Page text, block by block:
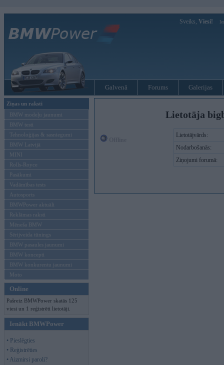
Sveiks, Viesi!
Galvenā Forums Galerijas
Ziņas un raksti
BMW modeļu jaunumi
BMW testi
Tehnoloģijas & sasniegumi
BMW Latvijā
MINI
Rolls-Royce
Pasākumi
Vadāmības tests
Autosports
BMWPower aktuāli
Reklāmas raksti
Mēneša BMW
Sērijveida tūnings
BMW pasaules jaunumi
BMW koncepti
BMW konkurentu jaunumi
Moto
Online
Pašreiz BMWPower skatās 125
viesi un 1 reģistrēti lietotāji.
Ienākt BMWPower
• Pieslēgties
• Reģistrēties
• Aizmirsi paroli?
Lietotāja
Lietotājvārds:
Nodarbošanās:
Ziņojumi forumā: